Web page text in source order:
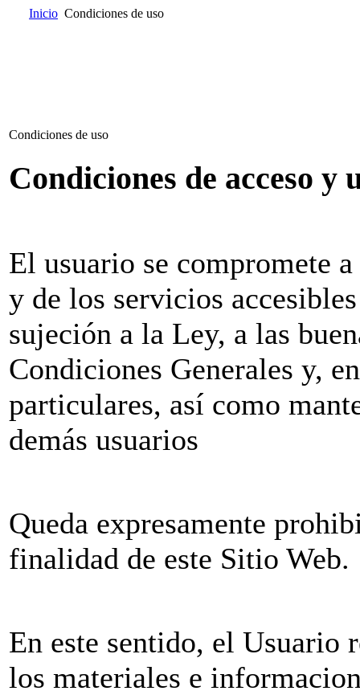
Inicio Condiciones de uso
Condiciones de uso
Condiciones de acceso
El usuario se compromete
y de los servicios
sujeción a la Ley, a las
Condiciones Generales y,
particulares, así como
demás usuarios
Queda expresamente
finalidad de este Sitio Web.
En este sentido, el Usuario
los materiales e